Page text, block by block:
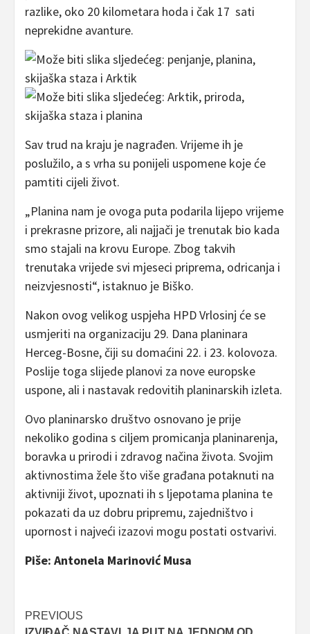
razlike, oko 20 kilometara hoda i čak 17 sati
neprekidne avanture.
Sav trud na kraju je nagrađen. Vrijeme ih je
poslužilo, a s vrha su ponijeli uspomene koje će
pamtiti cijeli život.
„Planina nam je ovoga puta podarila lijepo vrijeme
i prekrasne prizore, ali najjači je trenutak bio kada
smo stajali na krovu Europe. Zbog takvih
trenutaka vrijede svi mjeseci priprema, odricanja i
neizvjesnosti“, istaknuo je Biško.
Nakon ovog velikog uspjeha HPD Vrlosinj će se
usmjeriti na organizaciju 29. Dana planinara
Herceg-Bosne, čiji su domaćini 22. i 23. kolovoza.
Poslije toga slijede planovi za nove europske
uspone, ali i nastavak redovitih planinarskih izleta.
Ovo planinarsko društvo osnovano je prije
nekoliko godina s ciljem promicanja planinarenja,
boravka u prirodi i zdravog načina života. Svojim
aktivnostima žele što više građana potaknuti na
aktivniji život, upoznati ih s ljepotama planina te
pokazati da uz dobru pripremu, zajedništvo i
upornost i najveći izazovi mogu postati ostvarivi.
Piše: Antonela Marinović Musa
Post
PREVIOUS